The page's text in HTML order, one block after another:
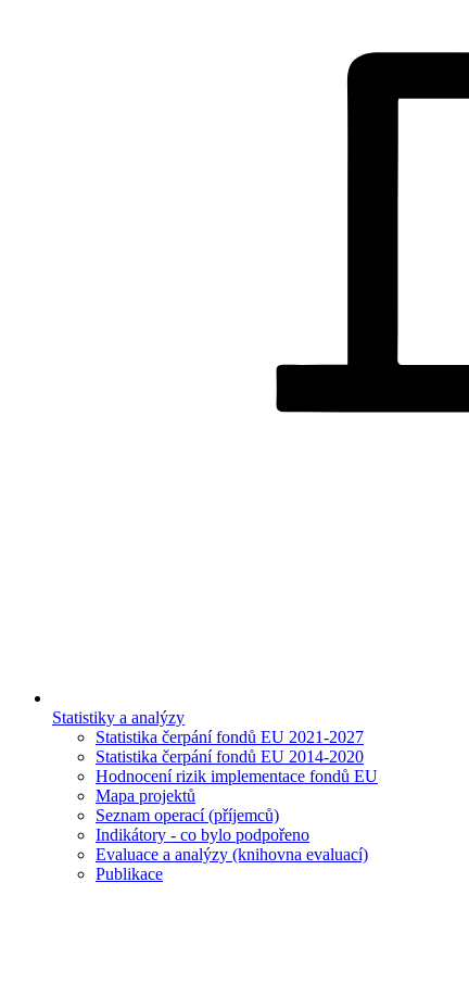
Statistiky a analýzy
Statistika čerpání fondů EU 2021-2027
Statistika čerpání fondů EU 2014-2020
Hodnocení rizik implementace fondů EU
Mapa projektů
Seznam operací (příjemců)
Indikátory - co bylo podpořeno
Evaluace a analýzy (knihovna evaluací)
Publikace